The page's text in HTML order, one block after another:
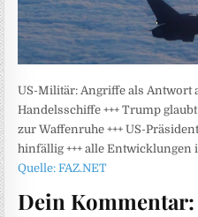
US-Militär: Angriffe als Antwort
Handelsschiffe +++ Trump
zur Waffenruhe +++ US-
hinfällig +++ alle Entwicklungen
Quelle: FAZ.NET
Dein Kommentar: